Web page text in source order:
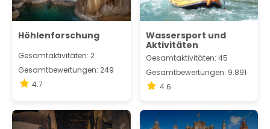
Höhlenforschung
Gesamtaktivitäten: 2
Gesamtbewertungen: 249
4.7
Wassersport und
Aktivitäten
Gesamtaktivitäten: 45
Gesamtbewertungen: 9.891
4.6